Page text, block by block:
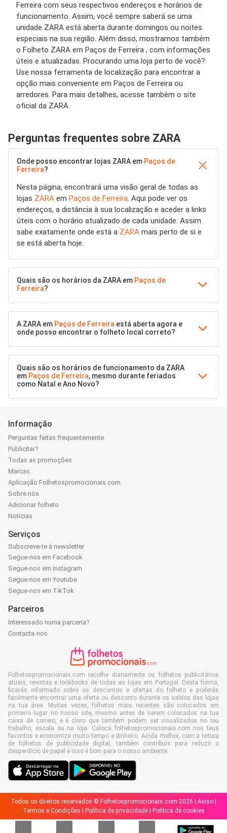
Ferreira com seus respectivos endereços e horários de
funcionamento. Assim, você sempre saberá se uma
unidade ZARA está aberta durante domingos ou noites
especiais na sua região. Além disso, mostramos também
o Folheto ZARA em Paços de Ferreira , com informações
úteis e atualizadas. Procurando uma loja perto de você?
Use nossa ferramenta de localização para encontrar a
opção mais conveniente em Paços de Ferreira ou
arredores. Para mais detalhes, acesse também o site
oficial da ZARA.
Perguntas frequentes sobre ZARA
Onde posso encontrar lojas ZARA em Paços de
Ferreira?
Nesta página, encontrará uma visão geral de todas as
lojas ZARA em Paços de Ferreira. Aqui pode ver os
endereços, a distância à sua localização e aceder a links
úteis com o horário atualizado de cada unidade. Assim
sabe exatamente onde está a ZARA mais perto de si e
se está aberta hoje.
Quais são os horários da ZARA em Paços de
Ferreira?
A ZARA em Paços de Ferreira está aberta agora e
onde posso encontrar o folheto local correto?
Quais são os horários de funcionamento da ZARA
em Paços de Ferreira, mesmo durante feriados
como Natal e Ano Novo?
Informação
Perguntas feitas frequentemente
Publicitar?
Todas as promoções
Marcas
Aplicação Folhetospromocionais.com
Sobre nós
Adicionar folheto
Notícias
Serviços
Subscreve-te à newsletter
Segue-nos em Facebook
Segue-nos em Instagram
Segue-nos em Youtube
Segue-nos em TikTok
Parceiros
Interessado numa parceria?
Contacta-nos
Folhetospromocionais.com recolhe diariamente os folhetos publicitários
atuais, revistas e lookbooks de todas as lojas em Portugal. Desta forma,
ficarás informado sobre os descontos e ofertas do folheto e poderás
facilmente encontrar uma oferta ou desconto durante os saldos das lojas
na tua área. Muitas vezes, folhetos mais recentes são colocados em
primeiro lugar no nosso site, mesmo antes de serem colocados na tua
caixa de correio, e é claro que também podem ser visualizados no teu
trabalho, escola ou na loja. Coloca folhetospromocionais.com nos teus
favoritos e economiza muito tempo e dinheiro. Ainda melhor, com a leitura
de folhetos de publicidade digital, também contribuis para reduzir o
desperdício de papel e isso é bom para o nosso ambiente.
Todos os direitos reservados © Folhetospromocionais.com 2026 | Aviso
Termos e Condições
Política de privacidade| Política de cookies